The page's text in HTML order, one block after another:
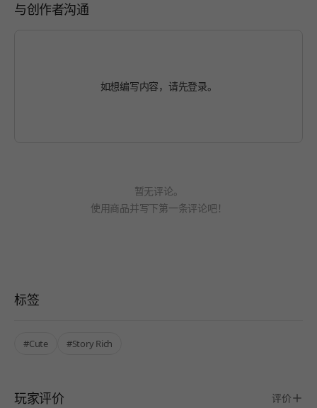
与创作者沟通
如想编写内容，请先登录。
暂无评论。
使用商品并写下第一条评论吧！
标签
#Cute #Story Rich
玩家评价 评价